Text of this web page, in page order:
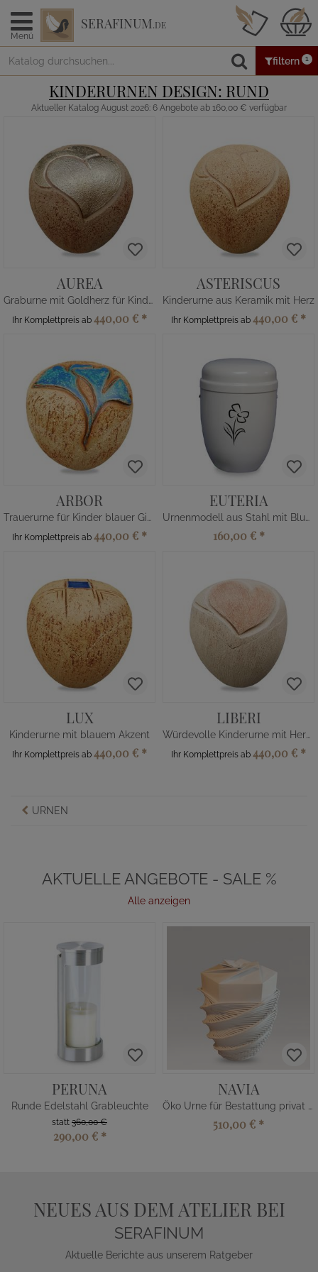
Menü
SERAFINUM.DE
filtern 1
KINDERURNEN DESIGN: RUND
Aktueller Katalog August 2026: 6 Angebote ab 160,00 € verfügbar
AUREA
Graburne mit Goldherz für Kinder
Ihr Komplettpreis ab 440,00 € *
ASTERISCUS
Kinderurne aus Keramik mit Herz
Ihr Komplettpreis ab 440,00 € *
ARBOR
Trauerurne für Kinder blauer Ginkgo
Ihr Komplettpreis ab 440,00 € *
EUTERIA
Urnenmodell aus Stahl mit Blume
160,00 € *
LUX
Kinderurne mit blauem Akzent
Ihr Komplettpreis ab 440,00 € *
LIBERI
Würdevolle Kinderurne mit Herzmotiv
Ihr Komplettpreis ab 440,00 € *
URNEN
AKTUELLE ANGEBOTE - SALE %
Alle anzeigen
PERUNA
Runde Edelstahl Grableuchte
statt 360,00 €
290,00 € *
NAVIA
Öko Urne für Bestattung privat kaufen
510,00 € *
NEUES AUS DEM ATELIER BEI
SERAFINUM
Aktuelle Berichte aus unserem Ratgeber